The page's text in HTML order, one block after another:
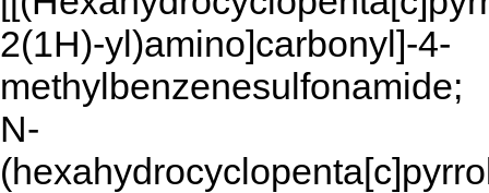
2(1H)-yl)amino]carbonyl]-4-
methylbenzenesulfonamide;
N-